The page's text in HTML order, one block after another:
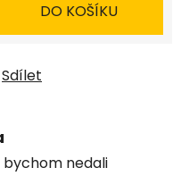
DO KOŠÍKU
Sdílet
nedali